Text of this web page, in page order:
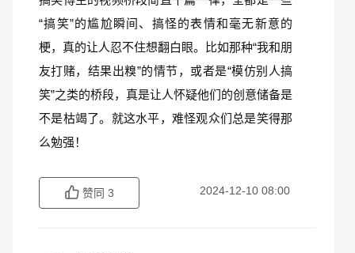
“搞笑”的尴尬瞬间、搞怪的表情和毫无新意的
梗，真的让人忍不住想翻白眼。比如那种“我和朋
友打赌，结果出糗”的情节，或者是“模仿别人搞
笑”之类的桥段，真是让人怀疑他们的创意储备是
不是枯竭了。就这水平，难怪观众们总是笑得那
么勉强！
赞同 3 2024-12-10 08:00